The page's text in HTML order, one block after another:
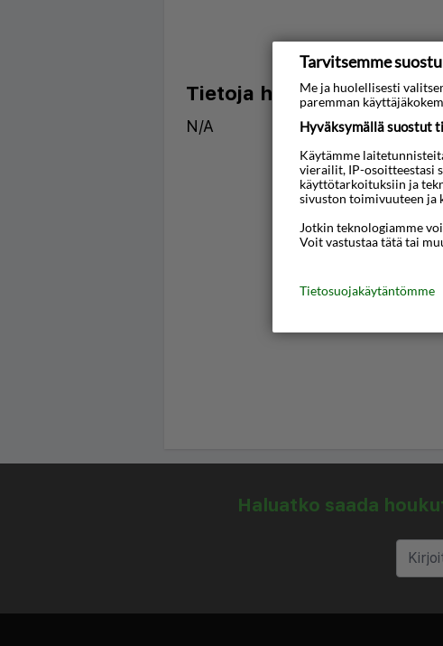
Tietoja hotellista
N/A
Haluatko saada
Tarvitsemme
Me ja huolellisesti
paremman
Hyväksymällä suostut
Käytämme
vierailit, IP-osoitteestasi
käyttötarkoituksiin ja
sivuston toimivuuteen ja
Jotkin teknologiamme
Voit vastustaa tätä tai
Tietosuojakäytäntömme